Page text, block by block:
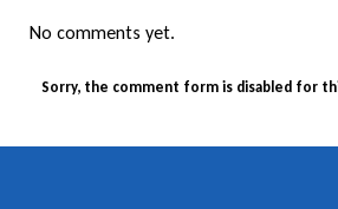
No comments yet.
Sorry, the comment form is disabled for